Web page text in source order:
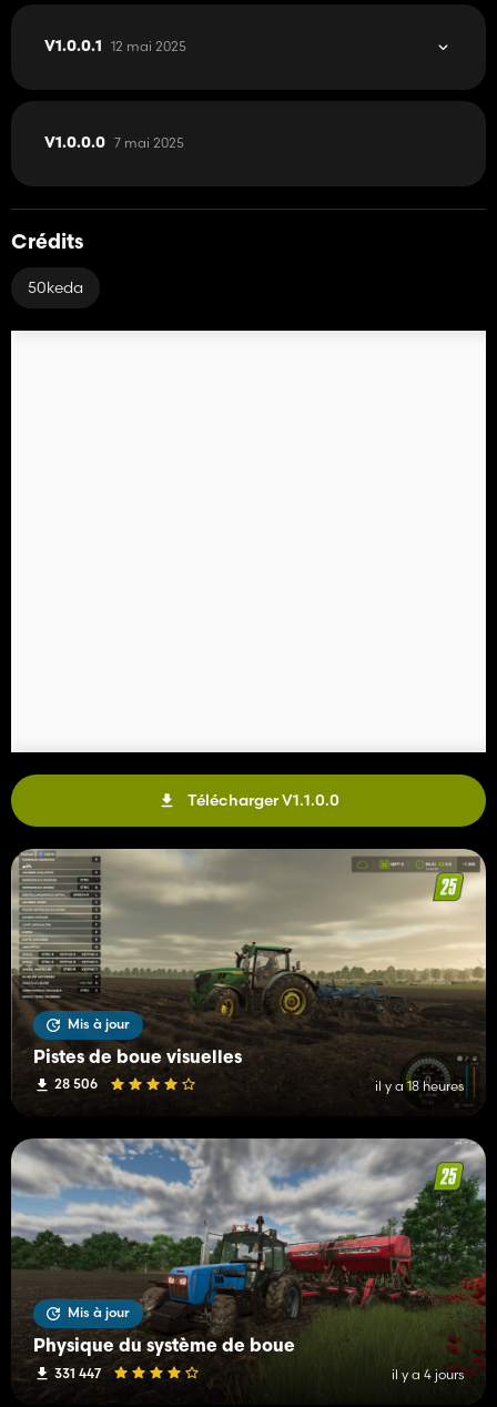
V1.0.0.1 12 mai 2025
V1.0.0.0 7 mai 2025
Crédits
50keda
Télécharger V1.1.0.0
Mis à jour
Pistes de boue visuelles
28 506 il y a 18 heures
Mis à jour
Physique du système de boue
331 447 il y a 4 jours